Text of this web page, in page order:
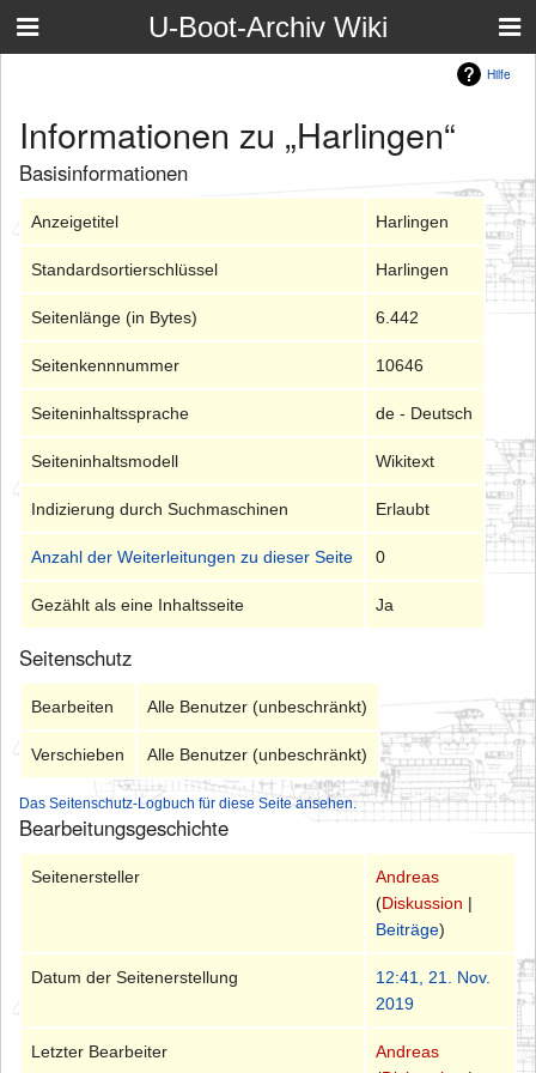
U-Boot-Archiv Wiki
Hilfe
Informationen zu „Harlingen“
Basisinformationen
Anzeigetitel Harlingen
Standardsortierschlüssel Harlingen
Seitenlänge (in Bytes) 6.442
Seitenkennnummer 10646
Seiteninhaltssprache de - Deutsch
Seiteninhaltsmodell Wikitext
Indizierung durch Suchmaschinen Erlaubt
Anzahl der Weiterleitungen zu dieser Seite 0
Gezählt als eine Inhaltsseite Ja
Seitenschutz
Bearbeiten Alle Benutzer (unbeschränkt)
Verschieben Alle Benutzer (unbeschränkt)
Das Seitenschutz-Logbuch für diese Seite ansehen.
Bearbeitungsgeschichte
Seitenersteller
Andreas
(Diskussion |
Beiträge)
Datum der Seitenerstellung
12:41, 21. Nov.
2019
Letzter Bearbeiter
Andreas